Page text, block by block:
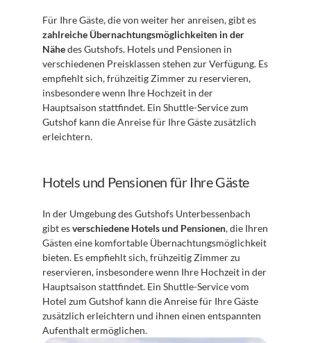
zahlreiche Übernachtungsmöglichkeiten in der
Nähe des Gutshofs. Hotels und Pensionen in
verschiedenen Preisklassen stehen zur Verfügung. Es
empfiehlt sich, frühzeitig Zimmer zu reservieren,
insbesondere wenn Ihre Hochzeit in der
Hauptsaison stattfindet. Ein Shuttle-Service zum
Gutshof kann die Anreise für Ihre Gäste zusätzlich
erleichtern.
Hotels und Pensionen für Ihre Gäste
In der Umgebung des Gutshofs Unterbessenbach
gibt es verschiedene Hotels und Pensionen, die Ihren
Gästen eine komfortable Übernachtungsmöglichkeit
bieten. Es empfiehlt sich, frühzeitig Zimmer zu
reservieren, insbesondere wenn Ihre Hochzeit in der
Hauptsaison stattfindet. Ein Shuttle-Service vom
Hotel zum Gutshof kann die Anreise für Ihre Gäste
zusätzlich erleichtern und ihnen einen entspannten
Aufenthalt ermöglichen.